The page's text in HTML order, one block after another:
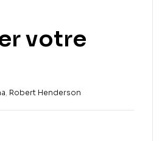
votre
Robert Henderson